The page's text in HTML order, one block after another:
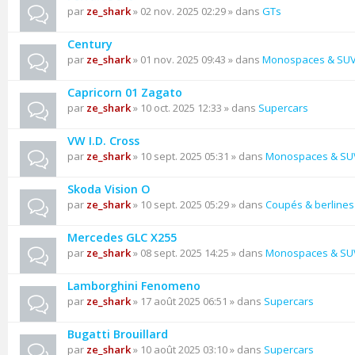
par ze_shark» 02 nov. 2025 02:29 » dans GTs
Century
par ze_shark» 01 nov. 2025 09:43 » dans Monospaces &
Capricorn 01 Zagato
par ze_shark» 10 oct. 2025 12:33 » dans Supercars
VW I.D. Cross
par ze_shark» 10 sept. 2025 05:31 » dans Monospaces &
Skoda Vision O
par ze_shark» 10 sept. 2025 05:29 » dans Coupés & berlines
Mercedes GLC X255
par ze_shark» 08 sept. 2025 14:25 » dans Monospaces &
Lamborghini Fenomeno
par ze_shark» 17 août 2025 06:51 » dans Supercars
Bugatti Brouillard
par ze_shark» 10 août 2025 03:10 » dans Supercars